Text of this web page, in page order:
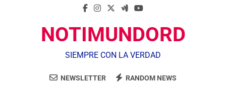
NOTIMUNDORD
SIEMPRE CON LA VERDAD
NEWSLETTER RANDOM NEWS